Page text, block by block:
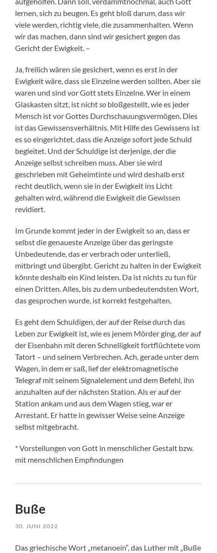
lernen, sich zu beugen. Es geht bloß darum, dass wir
viele werden, richtig viele, die zusammenhalten. Wenn
wir das machen, dann sind wir gesichert gegen das
Gericht der Ewigkeit. –
Ja, freilich wären sie gesichert, wenn es erst in der
Ewigkeit wäre, dass sie Einzelne werden sollten. Aber sie
waren und sind vor Gott stets Einzelne. Wer in einem
Glaskasten sitzt, ist nichtso bloßgestellt, wie es jeder
Mensch ist vor Gottes Durchschauungsvermögen. Dies
ist das Gewissensverhältnis. Mit Hilfe des Gewissens ist
es so eingerichtet, dass die Anzeige sofort jede Schuld
begleitet. Und der Schuldige ist derjenige, der die
Anzeige selbst schreiben muss. Aber sie wird
geschrieben mit Geheimtinte und wird deshalb erst
recht deutlich, wenn sie in der Ewigkeit ins Licht
gehalten wird, während die Ewigkeit die Gewissen
revidiert.
Im Grunde kommt jeder in der Ewigkeit so an, dass er
selbst die genaueste Anzeige über das geringste
Unbedeutende, das er verbrach oder unterließ,
mitbringt und übergibt. Gericht zu halten in der Ewigkeit
könnte deshalb ein Kind leisten. Da ist nichts zu tun für
einen Dritten. Alles, bis zu dem unbedeutendsten Wort,
das gesprochen wurde, ist korrekt festgehalten.
Es geht dem Schuldigen, der auf der Reise durch das
Leben zur Ewigkeit ist, wie es jenem Mörder ging, der auf
der Eisenbahn mit deren Schnelligkeit fortflüchtete vom
Tatort – und seinem Verbrechen. Ach, gerade unter dem
Wagen, in dem er saß, lief der elektromagnetische
Telegraf mit seinem Signalelement und dem Befehl, ihn
anzuhalten auf der nächsten Station. Als er auf der
Station ankam und aus dem Wagen stieg, war er
Arrestant. Er hatte in gewisser Weise seine Anzeige
selbst mitgebracht.
* Vorstellungen von Gott in menschlicher Gestalt bzw.
mit menschlichen Empfindungen
Buße
30. JUNI 2022
Das griechische Wort „metanoeín“, das Luther mit „Buße